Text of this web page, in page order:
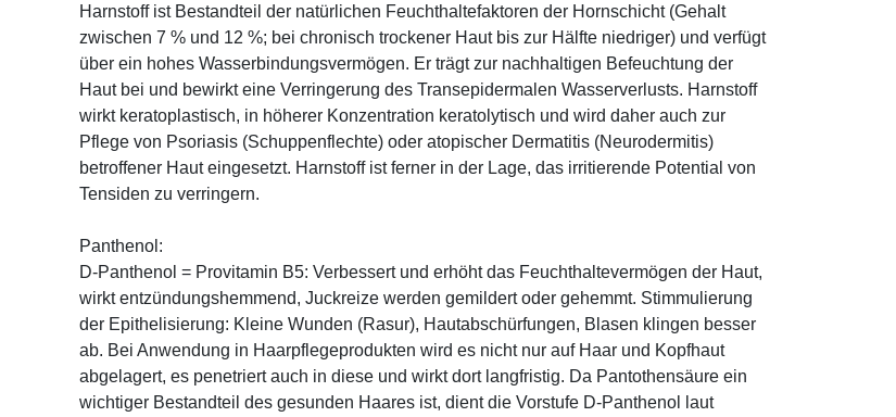
Harnstoff ist Bestandteil der natürlichen Feuchthaltefaktoren der Hornschicht (Gehalt
zwischen 7 % und 12 %; bei chronisch trockener Haut bis zur Hälfte niedriger) und verfügt
über ein hohes Wasserbindungsvermögen. Er trägt zur nachhaltigen Befeuchtung der
Haut bei und bewirkt eine Verringerung des Transepidermalen Wasserverlusts. Harnstoff
wirkt keratoplastisch, in höherer Konzentration keratolytisch und wird daher auch zur
Pflege von Psoriasis (Schuppenflechte) oder atopischer Dermatitis (Neurodermitis)
betroffener Haut eingesetzt. Harnstoff ist ferner in der Lage, das irritierende Potential von
Tensiden zu verringern.
Panthenol:
D-Panthenol = Provitamin B5: Verbessert und erhöht das Feuchthaltevermögen der Haut,
wirkt entzündungshemmend, Juckreize werden gemildert oder gehemmt. Stimmulierung
der Epithelisierung: Kleine Wunden (Rasur), Hautabschürfungen, Blasen klingen besser
ab. Bei Anwendung in Haarpflegeprodukten wird es nicht nur auf Haar und Kopfhaut
abgelagert, es penetriert auch in diese und wirkt dort langfristig. Da Pantothensäure ein
wichtiger Bestandteil des gesunden Haares ist, dient die Vorstufe D-Panthenol laut